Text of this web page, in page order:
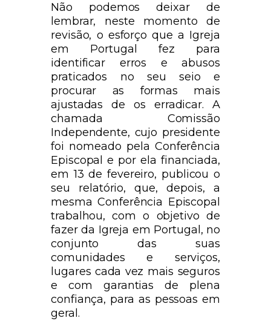
Não podemos deixar de
lembrar, neste momento de
revisão, o esforço que a Igreja
em Portugal fez para
identificar erros e abusos
praticados no seu seio e
procurar as formas mais
ajustadas de os erradicar. A
chamada Comissão
Independente, cujo presidente
foi nomeado pela Conferência
Episcopal e por ela financiada,
em 13 de fevereiro, publicou o
seu relatório, que, depois, a
mesma Conferência Episcopal
trabalhou, com o objetivo de
fazer da Igreja em Portugal, no
conjunto das suas
comunidades e serviços,
lugares cada vez mais seguros
e com garantias de plena
confiança, para as pessoas em
geral.